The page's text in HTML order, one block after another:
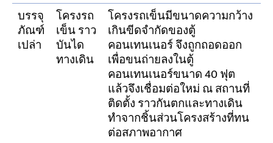
บรรจุ
ภัณฑ์
เปล่า
โครงรถ
เข็น ราว
บันได
ทางเดิน
โครงรถเข็นมีขนาดความกว้าง
เกินขีดจำกัดของตู้
คอนเทนเนอร์ จึงถูกถอดออก
เพื่อขนถ่ายลงในตู้
คอนเทนเนอร์ขนาด 40 ฟุต
แล้วจึงเชื่อมต่อใหม่ ณ สถานที่
ติดตั้ง ราวกันตกและทางเดิน
ทำจากชิ้นส่วนโครงสร้างที่ทน
ต่อสภาพอากาศ